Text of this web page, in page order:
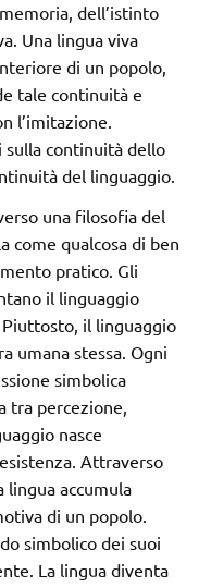
dell’istinto
Una lingua viva
di un popolo,
tale continuità e
l’imitazione.
sulla continuità dello
del linguaggio.
una filosofia del
come qualcosa di ben
pratico. Gli
il linguaggio
il linguaggio
umana stessa. Ogni
simbolica
tra percezione,
nasce
Attraverso
accumula
di un popolo.
simbolico dei suoi
La lingua diventa